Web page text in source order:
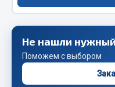
Весь раздел
JSB
Не нашли
Поможем с выбором